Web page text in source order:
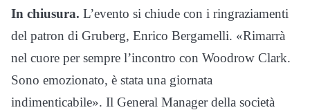
In chiusura. L’evento si chiude con i ringraziamenti
del patron di Gruberg, Enrico Bergamelli. «Rimarrà
nel cuore per sempre l’incontro con Woodrow Clark.
Sono emozionato, è stata una giornata
indimenticabile». Il General Manager della società